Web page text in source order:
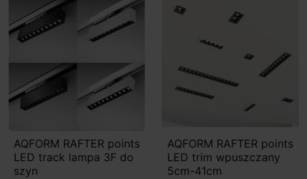
AQFORM RAFTER points
LED track lampa 3F do
szyn
AQFORM RAFTER points
LED trim wpuszczany
5cm-41cm